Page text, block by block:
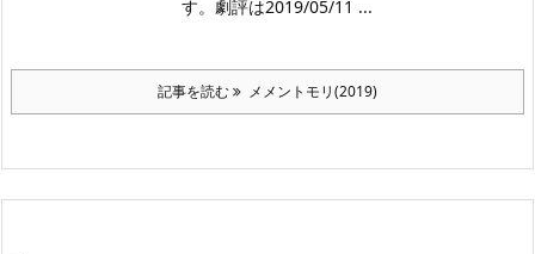
す。劇評は2019/05/11 ...
記事を読む メメントモリ(2019)